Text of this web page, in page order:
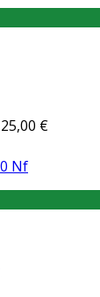
25,00 €